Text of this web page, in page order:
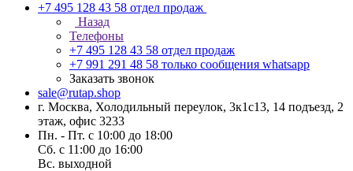
+7 495 128 43 58 отдел продаж
Назад
Телефоны
+7 495 128 43 58 отдел продаж
+7 991 291 48 58 только сообщения whatsapp
Заказать звонок
sale@rutap.shop
г. Москва, Холодильный переулок, 3к1с13, 14 подъезд, 2
этаж, офис 3233
Пн. - Пт. с 10:00 до 18:00
Сб. с 11:00 до 16:00
Вс. выходной